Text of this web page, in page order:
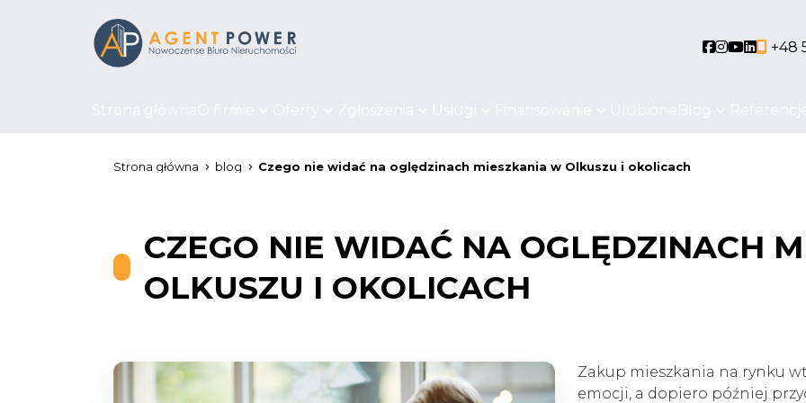
Social link
Social link
Social
Social
+48
Strona główna blog Czego nie widać na oględzinach mieszkania w Olkuszu i okolicach
CZEGO NIE WIDAĆ NA OGLĘDZINACH
OLKUSZU I OKOLICACH
Zakup mieszkania na rynku
emocji, a dopiero później